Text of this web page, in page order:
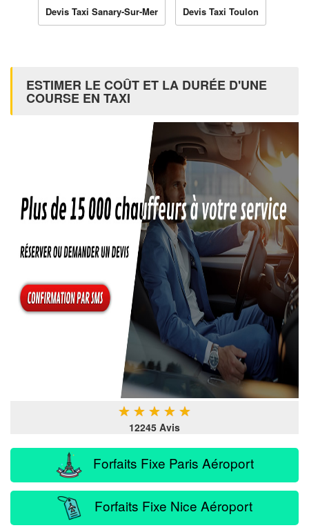
Devis Taxi Sanary-Sur-Mer Devis Taxi Toulon
ESTIMER LE COÛT ET LA DURÉE D'UNE
COURSE EN TAXI
★ ★ ★ ★ ★
12245 Avis
Forfaits Fixe Paris Aéroport
Forfaits Fixe Nice Aéroport